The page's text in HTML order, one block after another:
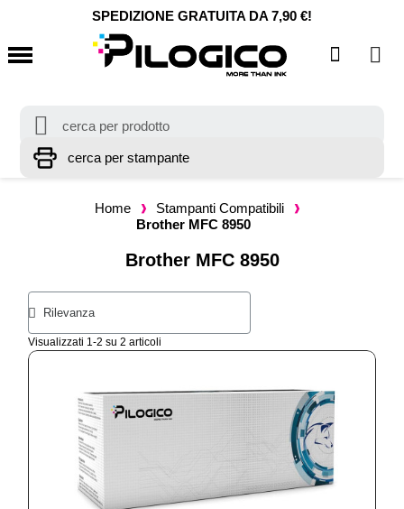
SPEDIZIONE GRATUITA DA 7,90 €!
Home
Stampanti Compatibili
Brother MFC 8950
Brother MFC 8950
Visualizzati 1-2 su 2 articoli